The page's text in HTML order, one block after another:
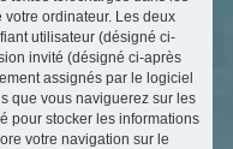
ordinateur. Les deux
utilisateur (désigné ci-
invité (désigné ci-après
assignés par le logiciel
que vous naviguerez sur les
pour stocker les informations
votre navigation sur le